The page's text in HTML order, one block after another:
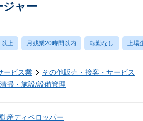
ャー
上 月残業20時間以内 転勤なし 上場
ービス業
その他販売・接客・サービス
掃・施設/設備管理
産ディベロッパー